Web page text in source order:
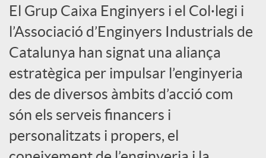
l
s
El Grup Caixa Enginyers i el Col·legi i
l’Associació d’Enginyers Industrials de
Catalunya han signat una aliança
estratègica per impulsar l’enginyeria
des de diversos àmbits d’acció com
són els serveis financers i
personalitzats i propers, el